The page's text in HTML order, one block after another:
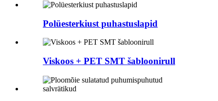
Polüesterkiust puhastuslapid
Viskoos + PET SMT šabloonirull